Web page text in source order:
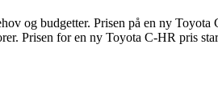
og budgetter. Prisen på en ny
Prisen for en ny Toyota C-HR pris